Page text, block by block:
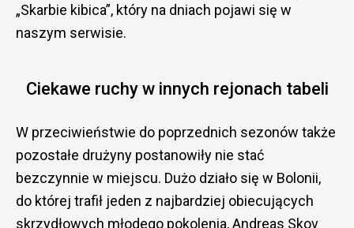
„Skarbie kibica”, który na dniach pojawi się w
naszym serwisie.
Ciekawe ruchy w innych rejonach tabeli
W przeciwieństwie do poprzednich sezonów także
pozostałe drużyny postanowiły nie stać
bezczynnie w miejscu. Dużo działo się w Bolonii,
do której trafił jeden z najbardziej obiecujących
skrzydłowych młodego pokolenia, Andreas Skov